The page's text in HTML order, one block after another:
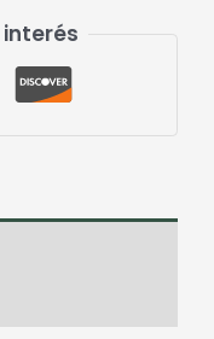
interés